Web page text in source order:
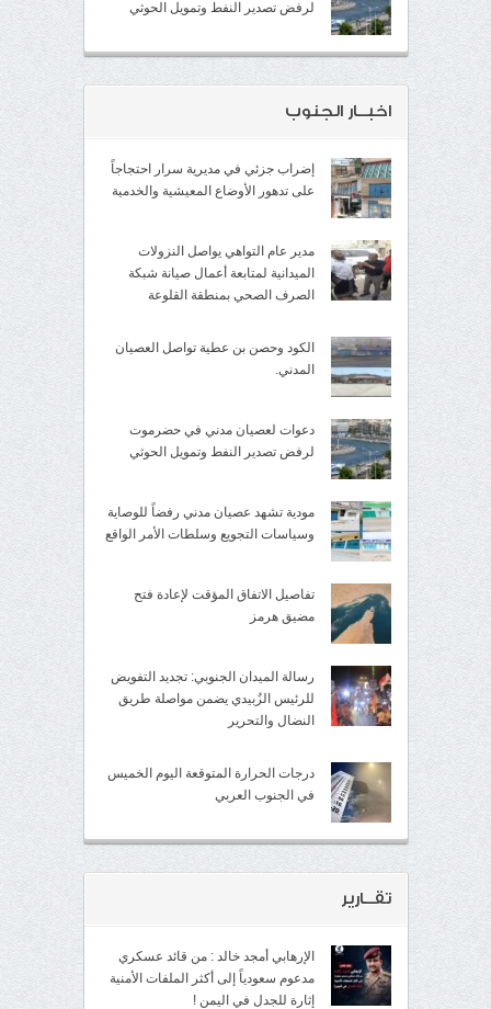
لرفض تصدير النفط وتمويل الحوثي
اخبــار الجنوب
إضراب جزئي في مديرية سرار احتجاجاً
على تدهور الأوضاع المعيشية والخدمية
مدير عام التواهي يواصل النزولات
الميدانية لمتابعة أعمال صيانة شبكة
الصرف الصحي بمنطقة القلوعة
الكود وحصن بن عطية تواصل العصيان
المدني.
دعوات لعصيان مدني في حضرموت
لرفض تصدير النفط وتمويل الحوثي
مودية تشهد عصيان مدني رفضاً للوصاية
وسياسات التجويع وسلطات الأمر الواقع
تفاصيل الاتفاق المؤقت لإعادة فتح
مضيق هرمز
رسالة الميدان الجنوبي: تجديد التفويض
للرئيس الزُبيدي يضمن مواصلة طريق
النضال والتحرير
درجات الحرارة المتوقعة اليوم الخميس
في الجنوب العربي
تقــارير
الإرهابي أمجد خالد : من قائد عسكري
مدعوم سعودياً إلى أكثر الملفات الأمنية
إثارة للجدل في اليمن !